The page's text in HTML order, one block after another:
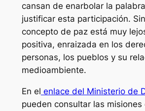
cansan de enarbolar la
justificar esta participación.
concepto de paz está muy
positiva, enraizada en los
personas, los pueblos y su
medioambiente.
En el enlace del Ministerio de
pueden consultar las misiones